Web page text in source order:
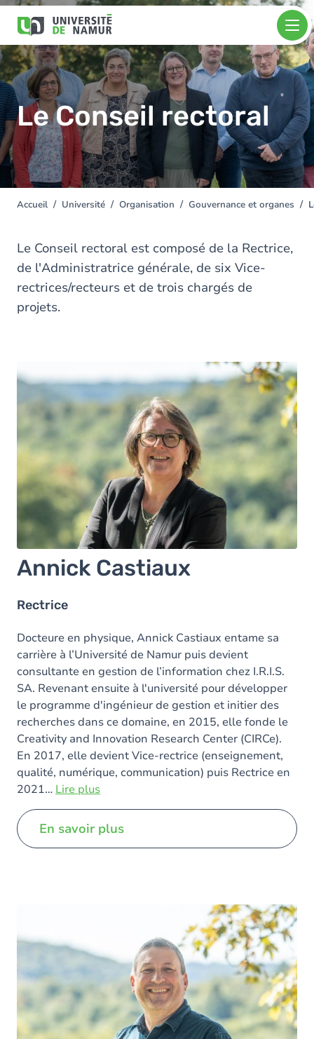
Aller au contenu principal
Aller
contenu
principal
Image
Le Conseil rectoral
You
here
Accueil Université Organisation Gouvernance et organes
Le Conseil rectoral est composé de la Rectrice,
de l'Administratrice générale, de six Vice‐
rectrices/recteurs et de trois chargés de
projets.
Annick Castiaux
Rectrice
Docteure en physique, Annick Castiaux entame sa
carrière à l’Université de Namur puis devient
consultante en gestion de l’information chez I.R.I.S.
SA. Revenant ensuite à l'université pour développer
le programme d'ingénieur de gestion et initier des
recherches dans ce domaine, en 2015, elle fonde le
Creativity and Innovation Research Center (CIRCe).
En 2017, elle devient Vice‐rectrice (enseignement,
qualité, numérique, communication) puis Rectrice en
2021… Lire plus
En savoir plus